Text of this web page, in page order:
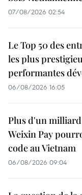
07/08/2026 02:54
Le Top 50 des
les plus
performantes
06/08/2026 16:05
Plus d'un
Weixin Pay
code au Vietnam
06/08/2026 09:04